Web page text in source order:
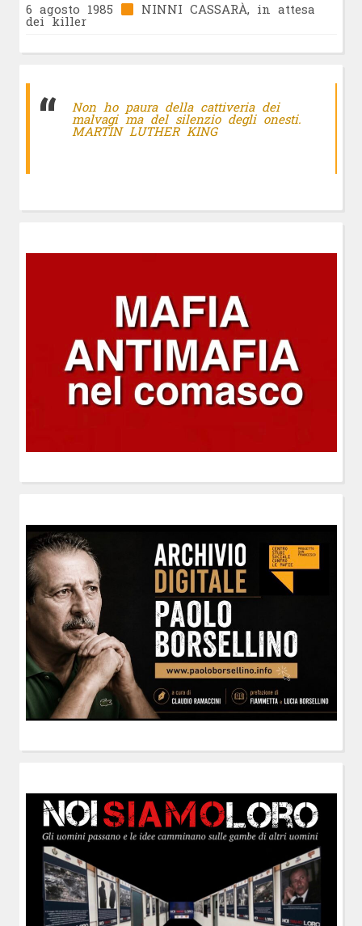
6 agosto 1985
NINNI CASSARÀ, in attesa
dei killer
Non ho paura della cattiveria dei
malvagi ma del silenzio degli onesti.
MARTIN LUTHER KING